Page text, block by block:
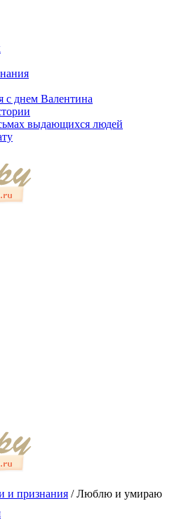
с днем Валентина
выдающихся людей
и признания /Люблю и умираю